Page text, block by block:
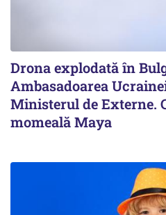
Drona explodată în
Ambasadoarea
Ministerul de Externe.
momeală Maya